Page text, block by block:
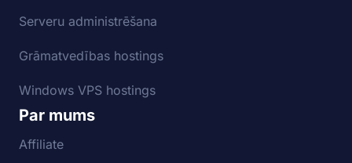
Serveru administrēšana
Grāmatvedības hostings
Windows VPS hostings
Par mums
Affiliate